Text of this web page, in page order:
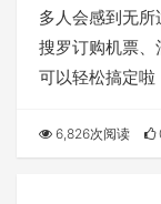
多人会感到无所
搜罗订购机票
可以轻松搞定
6,826次阅读